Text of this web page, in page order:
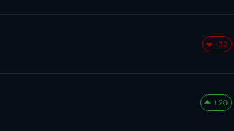
-32
+20